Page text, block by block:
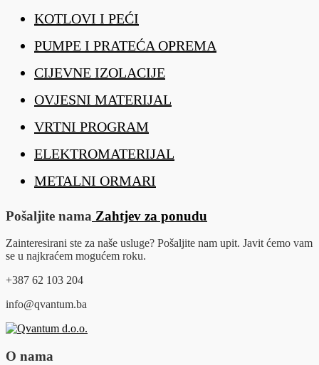
KOTLOVI I PEĆI
PUMPE I PRATEĆA OPREMA
CIJEVNE IZOLACIJE
OVJESNI MATERIJAL
VRTNI PROGRAM
ELEKTROMATERIJAL
METALNI ORMARI
Pošaljite nama Zahtjev za ponudu
Zainteresirani ste za naše usluge? Pošaljite nam upit. Javit ćemo vam
se u najkraćem mogućem roku.
+387 62 103 204
info@qvantum.ba
O nama